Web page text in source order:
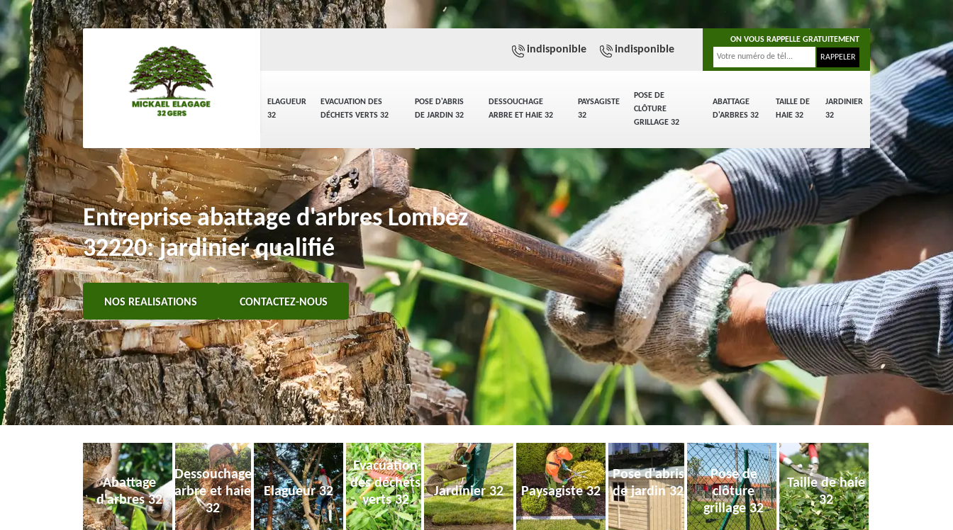
ELAGUEUR
32
EVACUATION DES
DÉCHETS VERTS 32
POSE D'ABRIS
DE JARDIN 32
DESSOUCHAGE
ARBRE ET HAIE 32
PAYSAGISTE
32
POSE DE
CLÔTURE
GRILLAGE 32
ABATTAGE
D'ARBRES 32
TAILLE DE
HAIE 32
JARDINIER
32
indisponible indisponible
ON VOUS RAPPELLE GRATUITEMENT
Entreprise abattage d'arbres Lombez
32220: jardinier qualifié
NOS REALISATIONS CONTACTEZ-NOUS
Abattage
d'arbres 32
Dessouchage
arbre et haie
32
Elagueur 32
Evacuation
des déchets
verts 32
Jardinier 32 Paysagiste 32
Pose d'abris
de jardin 32
Pose de
clôture
grillage 32
Taille de haie
32